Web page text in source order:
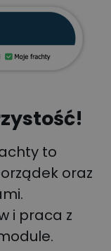
to
oraz
i praca z